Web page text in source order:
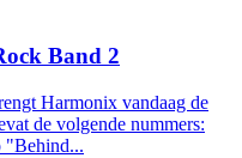
Band 2
Harmonix vandaag de
de volgende nummers:
"Behind...